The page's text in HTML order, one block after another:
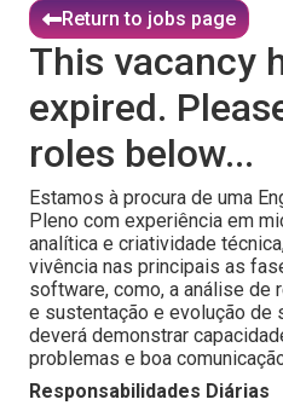
Return to jobs page
This vacancy
expired.
roles below...
Estamos à procura de uma
Pleno com experiência em
analítica e criatividade
vivência nas principais as
software, como, a análise
e sustentação e evolução de
deverá demonstrar
problemas e boa
Responsabilidades Diárias